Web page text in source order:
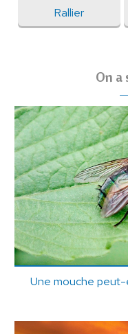
Rallier
On a
Une mouche peut-